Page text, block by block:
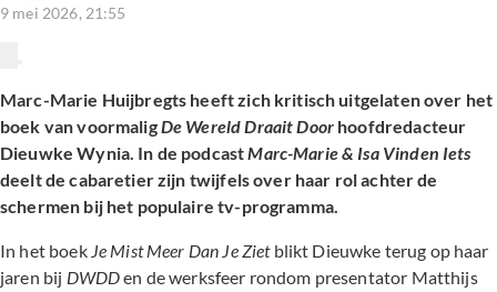
9 mei 2026, 21:55
Marc-Marie Huijbregts heeft zich kritisch uitgelaten over het
boek van voormaligDe Wereld Draait Door hoofdredacteur
Dieuwke Wynia. In de podcastMarc-Marie & Isa Vinden Iets
deelt de cabaretier zijn twijfels over haar rol achter de
schermen bij het populaire tv-programma.
In het boek Je Mist Meer Dan Je Zietblikt Dieuwke terug op haar
jaren bij DWDDen de werksfeer rondom presentator Matthijs